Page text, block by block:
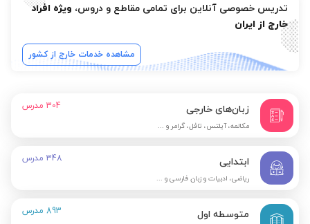
تدریس خصوصی آنلاین برای تمامی مقاطع و دروس، ویژه افراد
خارج از ایران
مشاهده خدمات خارج از کشور
زبان‌های خارجی
مکالمه، آیلتس، تافل، گرامر و ...
304 مدرس
ابتدایی
ریاضی، ادبیات و زبان فارسی و ...
348 مدرس
متوسطه اول 893 مدرس